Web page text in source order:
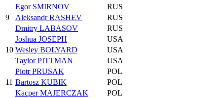
9
Egor SMIRNOV
RUS
Aleksandr RASHEV
RUS
Dmitry LABASOV
RUS
10
Joshua JOSEPH
USA
Wesley BOLYARD
USA
Taylor PITTMAN
USA
11
Piotr PRUSAK
POL
Bartosz KUBIK
POL
Kacper MAJERCZAK
POL